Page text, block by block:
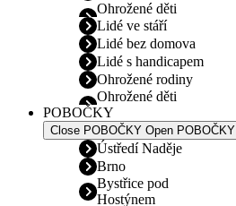
Ohrožené děti
Lidé ve stáří
Lidé bez domova
Lidé s handicapem
Ohrožené rodiny
Ohrožené děti
POBOČKY
Close POBOČKY Open POBOČKY
Ústředí Naděje
Brno
Bystřice pod
Hostýnem